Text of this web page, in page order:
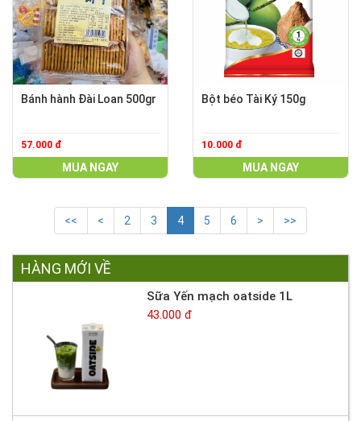
Bánh hành Đài Loan 500gr
57.000 đ
MUA NGAY
Bột béo Tài Ký 150g
10.000 đ
MUA NGAY
<< < 2 3 4 5 6 > >>
HÀNG MỚI VỀ
Sữa Yến mạch oatside 1L
43.000 đ